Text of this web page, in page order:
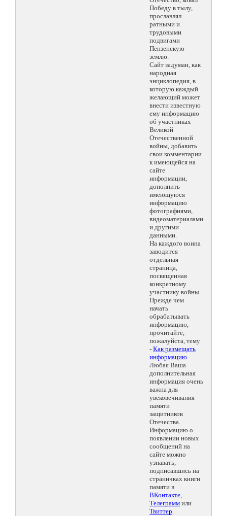
Победу в тылу,
прославлял
ратными и
трудовыми
подвигами
Пензенскую
землю.
Сайт задуман, как
народная
энциклопедия, в
которую каждый
желающий может
внести известную
ему информацию
об участниках
Великой
Отечественной
войны, добавить
свои комментарии
к имеющейся на
сайте
информации,
дополнить
имеющуюся
информацию
фотографиями,
видеоматериалами
и другими
данными.
На каждого воина
заводится
отдельная
страница,
посвященная
конкретному
участнику войны.
Прежде чем
начать
обрабатывать
информацию,
прочитайте,
пожалуйста, тему
- Как размещать
информацию.
Любая Ваша
дополнительная
информация очень
важна для
увековечивания
памяти
защитников
Отечества.
Информацию о
появлении новых
сообщений на
сайте можно
узнавать,
подписавшись на
страничках книги
памяти в
ВКонтакте,
Телеграмм или
Твиттер.